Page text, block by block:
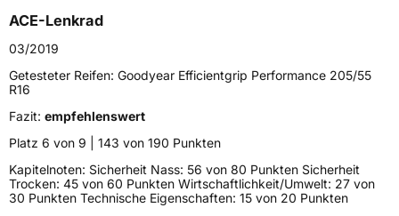
Generelle Merkmale
Fahrzeugtyp
VerwendungSommerreifen
Modellname EfficientGrip Performance
Fahrzeugart PKW & SUV
Weitere Eigenschaften
ACE-Lenkrad
03/2019
Getesteter Reifen: Goodyear Efficientgrip Performance 205/55
R16
Fazit: empfehlenswert
Platz 6 von 9 | 143 von 190 Punkten
Kapitelnoten: Sicherheit Nass: 56 von 80 Punkten Sicherheit
Trocken: 45 von 60 Punkten Wirtschaftlichkeit/Umwelt: 27 von
30 Punkten Technische Eigenschaften: 15 von 20 Punkten